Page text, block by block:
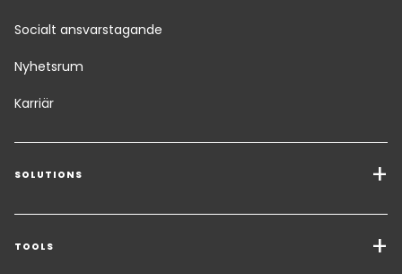
Socialt ansvarstagande
Nyhetsrum
Karriär
SOLUTIONS
Transporttjänster
Lösningar för godstransporter
TOOLS